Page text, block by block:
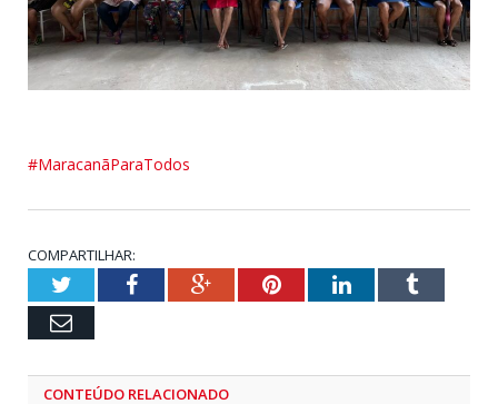
#MaracanãParaTodos
COMPARTILHAR:
TwitterFacebookGoogle+PinterestLinkedInTumblr
Email
CONTEÚDO RELACIONADO